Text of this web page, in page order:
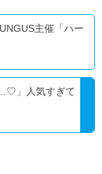
主催「ハー
」人気すぎて